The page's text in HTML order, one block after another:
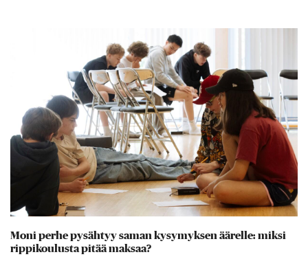
Moni perhe pysähtyy saman kysymyksen äärelle: miksi
rippikoulusta pitää maksaa?